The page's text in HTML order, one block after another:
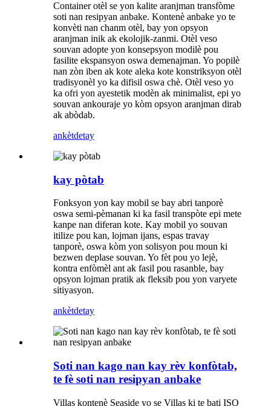
Container otèl se yon kalite aranjman transfòme
soti nan resipyan anbake. Kontenè anbake yo te
konvèti nan chanm otèl, bay yon opsyon
aranjman inik ak ekolojik-zanmi. Otèl veso
souvan adopte yon konsepsyon modilè pou
fasilite ekspansyon oswa demenajman. Yo popilè
nan zòn iben ak kote aleka kote konstriksyon otèl
tradisyonèl yo ka difisil oswa chè. Otèl veso yo
ka ofri yon ayestetik modèn ak minimalist, epi yo
souvan ankouraje yo kòm opsyon aranjman dirab
ak abòdab.
ankètdetay
kay pòtab
Fonksyon yon kay mobil se bay abri tanporè
oswa semi-pèmanan ki ka fasil transpòte epi mete
kanpe nan diferan kote. Kay mobil yo souvan
itilize pou kan, lojman ijans, espas travay
tanporè, oswa kòm yon solisyon pou moun ki
bezwen deplase souvan. Yo fèt pou yo lejè,
kontra enfòmèl ant ak fasil pou rasanble, bay
opsyon lojman pratik ak fleksib pou yon varyete
sitiyasyon.
ankètdetay
Soti nan kago nan kay rèv konfòtab,
te fè soti nan resipyan anbake
Villas kontenè Seaside yo se Villas ki te bati ISO